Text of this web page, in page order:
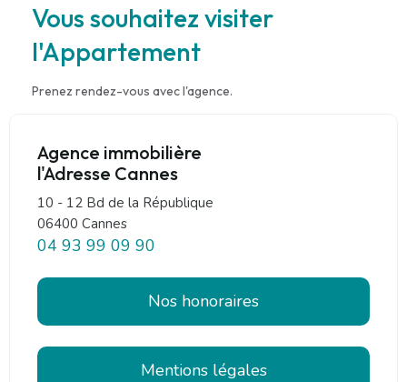
Vous souhaitez visiter
l'Appartement
Prenez rendez-vous avec l'agence.
Agence immobilière
l'Adresse Cannes
10 - 12 Bd de la République
06400 Cannes
04 93 99 09 90
Nos honoraires
Mentions légales